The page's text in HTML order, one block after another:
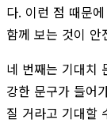
다. 이런 점 때문
함께 보는 것이 안
네 번째는 기대치
강한 문구가 들어
질 거라고 기대할